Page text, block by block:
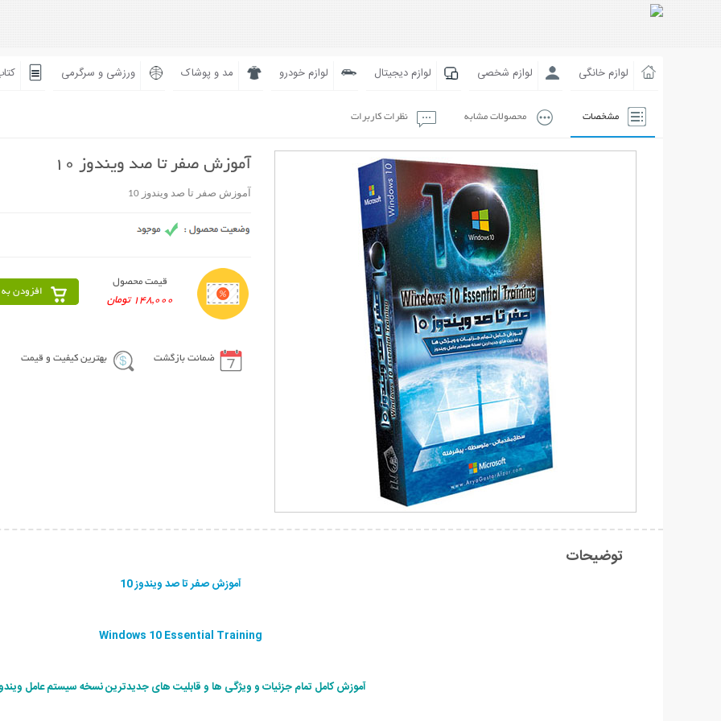
لوازم خانگی لوازم شخصی لوازم دیجیتال لوازم خودرو مد و پوشاک ورزشی و سرگرمی
مشخصات محصولات مشابه نظرات کاربرات
آموزش صفر تا صد ویندوز 10
آموزش صفر تا صد ویندوز 10
قیمت محصول
148,000 تومان
افزودن
ضمانت بازگشت بهترین کیفیت و قیمت
توضیحات
آموزش صفر تا صد ویندوز 10
Windows 10 Essential Training
آموزش کامل تمام جزئیات و ویژگی ها و قابلیت های جدیدترین نسخه سیستم عامل